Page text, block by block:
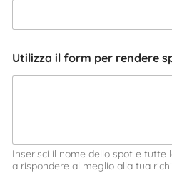
Utilizza il form per rendere
Inserisci il nome dello spot e tutte
a rispondere al meglio alla tua